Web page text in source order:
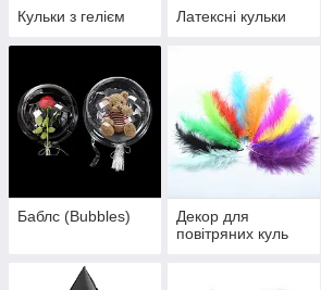
Кульки з гелієм Латексні кульки
Баблс (Bubbles)
Декор для
повітряних куль